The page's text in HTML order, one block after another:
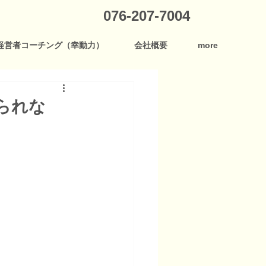
076-207-7004
営者コーチング（幸動力） 会社概要 more
れな